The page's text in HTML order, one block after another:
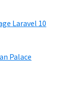
Laravel 10
Palace